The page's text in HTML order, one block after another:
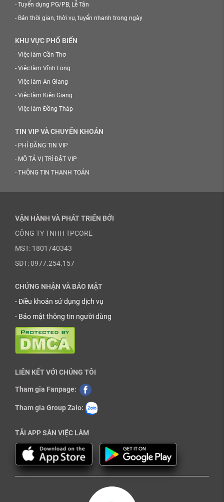
- Tuyển dụng PG/PB, Lễ Tân
- Bán thời gian, thời vụ, tuyển nhanh trong ngày
KHU VỰC PHỔ BIẾN
- Việc làm Cần Thơ
- Việc làm Vĩnh Long
- Việc làm An Giang
- Việc làm Kiên Giang
- Việc làm Đồng Tháp
TIN VIP VÀ CHUYỂN KHOẢN
- PHÍ ĐĂNG TIN VIP
- MÔ TẢ VỊ TRÍ ĐẶT VIP
- THÔNG TIN THANH TOÁN
VẬN HÀNH VÀ PHÁT TRIỂN BỞI
CÔNG TY TNHH TPCORE
MST: 1801740343
SĐT: 0977.254.157
CHỨNG NHẬN VÀ BẢO MẬT
-Điều khoản sử dụng dịch vụ
- Bảo mật thông tin người dùng
LIÊN KẾT VỚI CHÚNG TÔI
Tham gia Fanpage:
Tham gia Group Zalo:
TẢI APP SÀN VIỆC LÀM